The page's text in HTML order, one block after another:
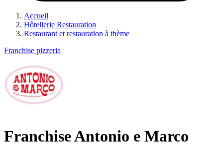
Accueil
Hôtellerie Restauration
Restaurant et restauration à thème
Franchise pizzeria
Franchise Antonio e Marco